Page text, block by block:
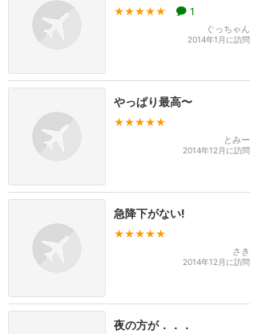
★★★★★ 1
ぐっちゃん
2014年1月に訪問
やっぱり最高〜
★★★★★
とみー
2014年12月に訪問
急降下がない!
★★★★★
さき
2014年12月に訪問
夜の方が．．．